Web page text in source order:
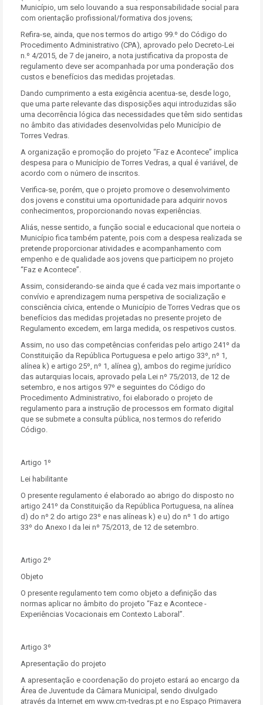
Município, um selo louvando a sua responsabilidade social para
com orientação profissional/formativa dos jovens;
Refira-se, ainda, que nos termos do artigo 99.º do Código do
Procedimento Administrativo (CPA), aprovado pelo Decreto-Lei
n.º 4/2015, de 7 de janeiro, a nota justificativa da proposta de
regulamento deve ser acompanhada por uma ponderação dos
custos e benefícios das medidas projetadas.
Dando cumprimento a esta exigência acentua-se, desde logo,
que uma parte relevante das disposições aqui introduzidas são
uma decorrência lógica das necessidades que têm sido sentidas
no âmbito das atividades desenvolvidas pelo Município de
Torres Vedras.
A organização e promoção do projeto “Faz e Acontece” implica
despesa para o Município de Torres Vedras, a qual é variável, de
acordo com o número de inscritos.
Verifica-se, porém, que o projeto promove o desenvolvimento
dos jovens e constitui uma oportunidade para adquirir novos
conhecimentos, proporcionando novas experiências.
Aliás, nesse sentido, a função social e educacional que norteia o
Município fica também patente, pois com a despesa realizada se
pretende proporcionar atividades e acompanhamento com
empenho e de qualidade aos jovens que participem no projeto
“Faz e Acontece”.
Assim, considerando-se ainda que é cada vez mais importante o
convívio e aprendizagem numa perspetiva de socialização e
consciência cívica, entende o Município de Torres Vedras que os
benefícios das medidas projetadas no presente projeto de
Regulamento excedem, em larga medida, os respetivos custos.
Assim, no uso das competências conferidas pelo artigo 241º da
Constituição da República Portuguesa e pelo artigo 33º, nº 1,
alínea k) e artigo 25º, nº 1, alínea g), ambos do regime jurídico
das autarquias locais, aprovado pela Lei nº 75/2013, de 12 de
setembro, e nos artigos 97º e seguintes do Código do
Procedimento Administrativo, foi elaborado o projeto de
regulamento para a instrução de processos em formato digital
que se submete a consulta pública, nos termos do referido
Código.
Artigo 1º
Lei habilitante
O presente regulamento é elaborado ao abrigo do disposto no
artigo 241º da Constituição da República Portuguesa, na alínea
d) do nº 2 do artigo 23º e nas alíneas k) e u) do nº 1 do artigo
33º do Anexo I da lei nº 75/2013, de 12 de setembro.
Artigo 2º
Objeto
O presente regulamento tem como objeto a definição das
normas aplicar no âmbito do projeto “Faz e Acontece -
Experiências Vocacionais em Contexto Laboral”.
Artigo 3º
Apresentação do projeto
A apresentação e coordenação do projeto estará ao encargo da
Área de Juventude da Câmara Municipal, sendo divulgado
através da Internet em www.cm-tvedras.pt e no Espaço Primavera